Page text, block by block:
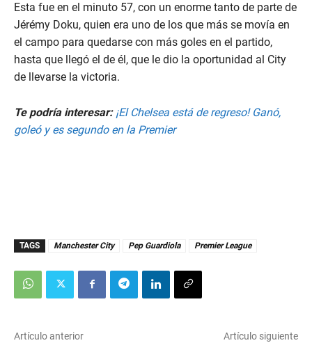
Esta fue en el minuto 57, con un enorme tanto de parte de
Jérémy Doku, quien era uno de los que más se movía en
el campo para quedarse con más goles en el partido,
hasta que llegó el de él, que le dio la oportunidad al City
de llevarse la victoria.
Te podría interesar: ¡El Chelsea está de regreso! Ganó,
goleó y es segundo en la Premier
TAGS Manchester City Pep Guardiola Premier League
Artículo anterior Artículo siguiente